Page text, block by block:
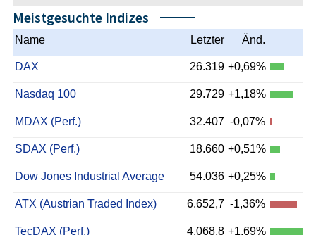
Meistgesuchte Indizes
Name Letzter Änd.
DAX 26.319 +0,69%
Nasdaq 100 29.729 +1,18%
MDAX (Perf.) 32.407 -0,07%
SDAX (Perf.) 18.660 +0,51%
Dow Jones Industrial Average 54.036 +0,25%
ATX (Austrian Traded Index) 6.652,7 -1,36%
TecDAX (Perf.) 4.068,8 +1,69%